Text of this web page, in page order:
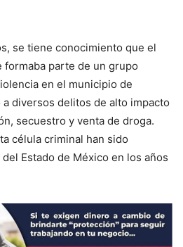
se tiene conocimiento que el
parte de un grupo
en el municipio de
a diversos delitos de alto impacto
secuestro y venta de droga.
célula criminal han sido
Estado de México en los años